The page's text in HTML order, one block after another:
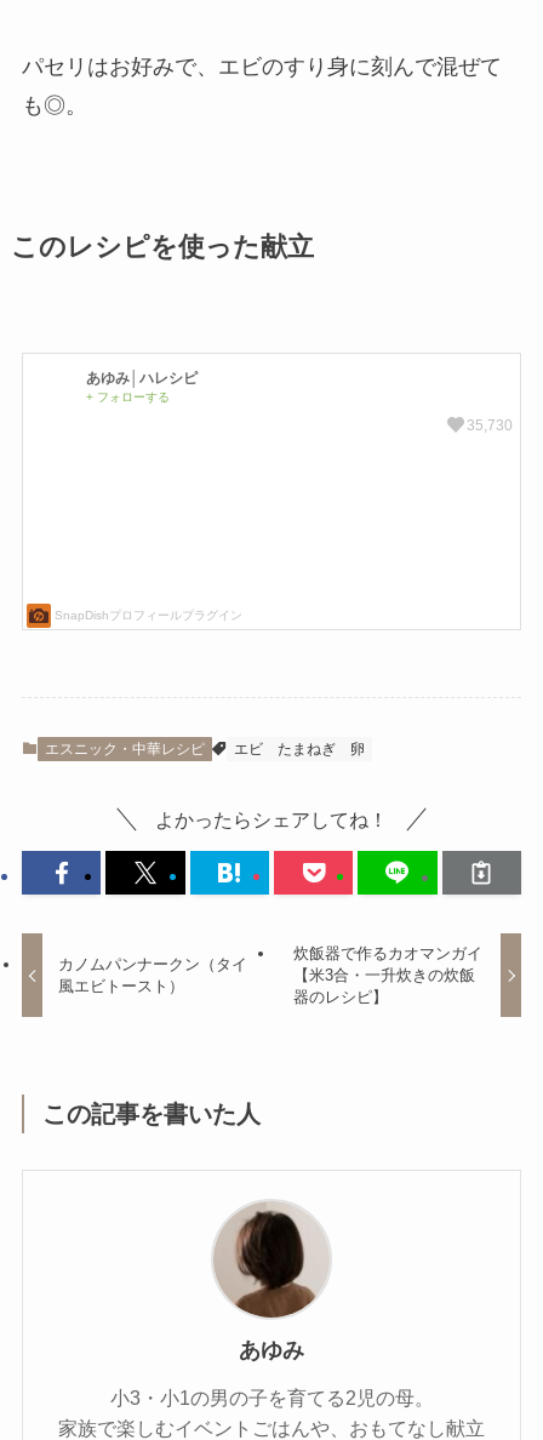
パセリはお好みで、エビのすり身に刻んで混ぜて
も◎。
このレシピを使った献立
エスニック・中華レシピ エビ たまねぎ 卵
よかったらシェアしてね！
カノムパンナークン（タイ
風エビトースト）
炊飯器で作るカオマンガイ
【米3合・一升炊きの炊飯
器のレシピ】
この記事を書いた人
あゆみ
小3・小1の男の子を育てる2児の母。
家族で楽しむイベントごはんや、おもてなし献立